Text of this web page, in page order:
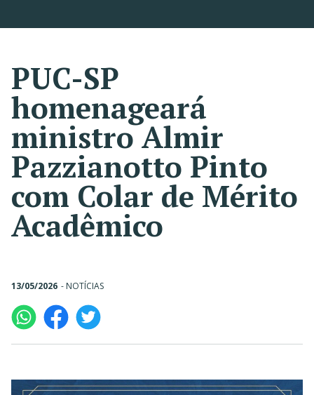
PUC-SP
homenageará
ministro Almir
Pazzianotto Pinto
com Colar de Mérito
Acadêmico
13/05/2026 - NOTÍCIAS